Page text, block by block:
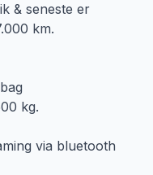
& seneste er
km.
kg.
via bluetooth